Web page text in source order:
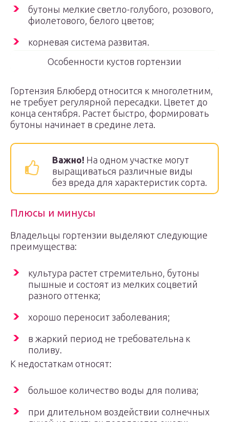
бутоны мелкие светло-голубого, розового,
фиолетового, белого цветов;
корневая система развитая.
Особенности кустов гортензии
Гортензия Блюберд относится к многолетним,
не требует регулярной пересадки. Цветет до
конца сентября. Растет быстро, формировать
бутоны начинает в средине лета.
Важно! На одном участке могут
выращиваться различные виды
без вреда для характеристик сорта.
Плюсы и минусы
Владельцы гортензии выделяют следующие
преимущества:
культура растет стремительно, бутоны
пышные и состоят из мелких соцветий
разного оттенка;
хорошо переносит заболевания;
в жаркий период не требовательна к
поливу.
К недостаткам относят:
большое количество воды для полива;
при длительном воздействии солнечных